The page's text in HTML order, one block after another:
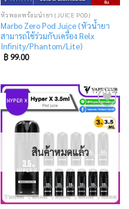
หัวพอตพร้อมน้ำยา (JUICE POD)
Marbo Zero Pod Juice (หัวน้ำยา
สามารถใช้ร่วมกับเครื่อง Relx
Infinity/Phantom/Lite)
฿99.00
Add
to
wishlist
สินค้าหมดแล้ว